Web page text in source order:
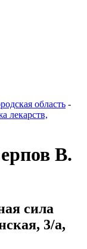
область -
лекарств,
В.
сила
3/а,